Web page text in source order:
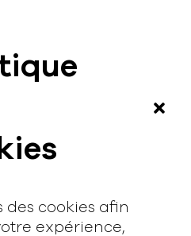
des cookies afin
expérience,